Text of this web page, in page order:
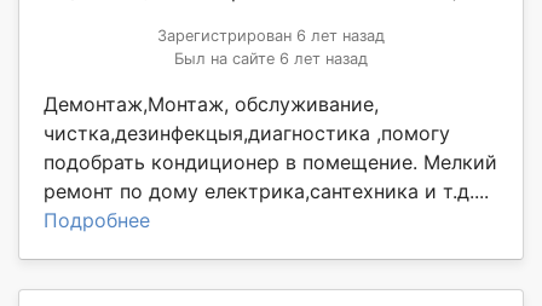
Зарегистрирован 6 лет назад
Был на сайте 6 лет назад
Демонтаж,Монтаж, обслуживание,
чистка,дезинфекцыя,диагностика ,помогу
подобрать кондиционер в помещение. Мелкий
ремонт по дому електрика,сантехника и т.д....
Подробнее